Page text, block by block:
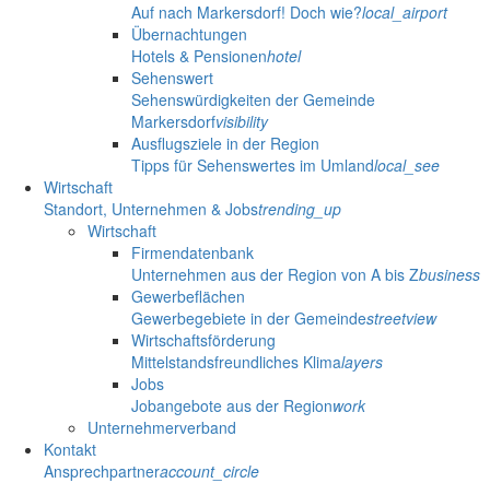
Auf nach Markersdorf! Doch wie?local_airport
Übernachtungen
Hotels & Pensionenhotel
Sehenswert
Sehenswürdigkeiten der Gemeinde
Markersdorfvisibility
Ausflugsziele in der Region
Tipps für Sehenswertes im Umlandlocal_see
Wirtschaft
Standort, Unternehmen & Jobstrending_up
Wirtschaft
Firmendatenbank
Unternehmen aus der Region von A bis Zbusiness
Gewerbeflächen
Gewerbegebiete in der Gemeindestreetview
Wirtschaftsförderung
Mittelstandsfreundliches Klimalayers
Jobs
Jobangebote aus der Regionwork
Unternehmerverband
Kontakt
Ansprechpartneraccount_circle